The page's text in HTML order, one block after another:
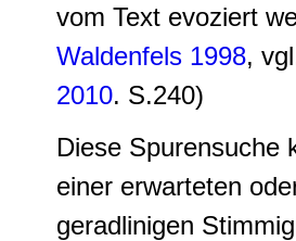
vom Text evoziert
Waldenfels 1998,
2010. S.240)
Diese Spurensuche
einer erwarteten
geradlinigen